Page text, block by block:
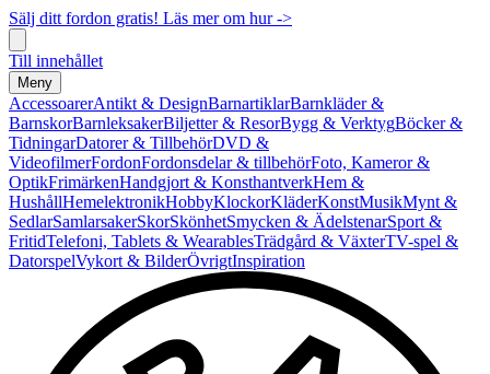
Sälj ditt fordon gratis! Läs mer om hur ->
Till innehållet
Meny
AccessoarerAntikt & DesignBarnartiklarBarnkläder &
BarnskorBarnleksakerBiljetter & ResorBygg & VerktygBöcker &
TidningarDatorer & TillbehörDVD &
VideofilmerFordonFordonsdelar & tillbehörFoto, Kameror &
OptikFrimärkenHandgjort & KonsthantverkHem &
HushållHemelektronikHobbyKlockorKläderKonstMusikMynt &
SedlarSamlarsakerSkorSkönhetSmycken & ÄdelstenarSport &
FritidTelefoni, Tablets & WearablesTrädgård & VäxterTV-spel &
DatorspelVykort & BilderÖvrigtInspiration